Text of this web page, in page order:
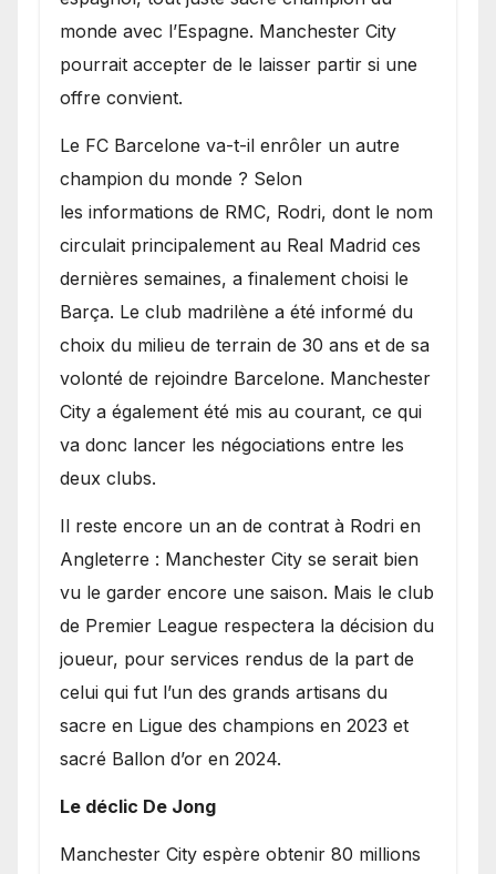
monde avec l’Espagne. Manchester City
pourrait accepter de le laisser partir si une
offre convient.
​Le FC Barcelone va-t-il enrôler un autre
champion du monde ? Selon
les informations de RMC, Rodri, dont le nom
circulait principalement au Real Madrid ces
dernières semaines, a finalement choisi le
Barça. Le club madrilène a été informé du
choix du milieu de terrain de 30 ans et de sa
volonté de rejoindre Barcelone. Manchester
City a également été mis au courant, ce qui
va donc lancer les négociations entre les
deux clubs.
​Il reste encore un an de contrat à Rodri en
Angleterre : Manchester City se serait bien
vu le garder encore une saison. Mais le club
de Premier League respectera la décision du
joueur, pour services rendus de la part de
celui qui fut l’un des grands artisans du
sacre en Ligue des champions en 2023 et
sacré Ballon d’or en 2024.
Le déclic De Jong
​Manchester City espère obtenir 80 millions